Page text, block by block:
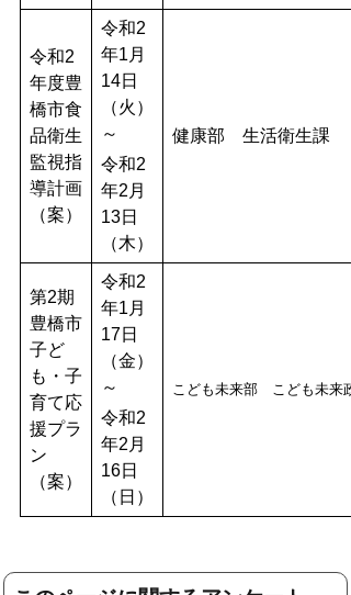
令和2
年度豊
橋市食
品衛生
監視指
導計画
（案）
令和2
年1月
14日
（火）
～
令和2
年2月
13日
（木）
健康部 生活衛生課
第2期
豊橋市
子ど
も・子
育て応
援プラ
ン
（案）
令和2
年1月
17日
（金）
～
令和2
年2月
16日
（日）
こども未来部 こども未来